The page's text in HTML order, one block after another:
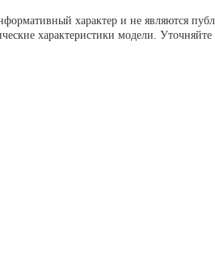
характер и не являются
характеристики модели.